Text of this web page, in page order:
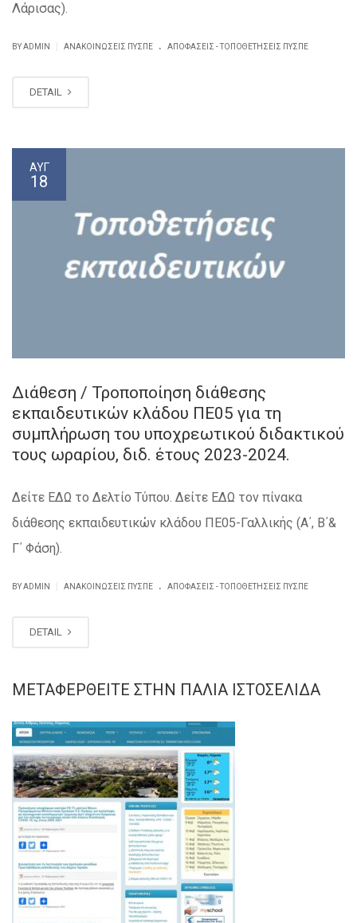
Λάρισας).
BY ADMIN ΑΝΑΚΟΙΝΏΣΕΙΣ ΠΥΣΠΕ . ΑΠΟΦΆΣΕΙΣ - ΤΟΠΟΘΕΤΉΣΕΙΣ ΠΥΣΠΕ
DETAIL
ΑΥΓ
18
Διάθεση / Τροποποίηση διάθεσης
εκπαιδευτικών κλάδου ΠΕ05 για τη
συμπλήρωση του υποχρεωτικού διδακτικού
τους ωραρίου, διδ. έτους 2023-2024.
Δείτε ΕΔΩ το Δελτίο Τύπου. Δείτε ΕΔΩ τον πίνακα
διάθεσης εκπαιδευτικών κλάδου ΠΕ05-Γαλλικής (Α΄, Β΄&
Γ΄ Φάση).
BY ADMIN ΑΝΑΚΟΙΝΏΣΕΙΣ ΠΥΣΠΕ . ΑΠΟΦΆΣΕΙΣ - ΤΟΠΟΘΕΤΉΣΕΙΣ ΠΥΣΠΕ
DETAIL
ΜΕΤΑΦΕΡΘΕΊΤΕ ΣΤΗΝ ΠΑΛΙΆ ΙΣΤΟΣΕΛΊΔΑ